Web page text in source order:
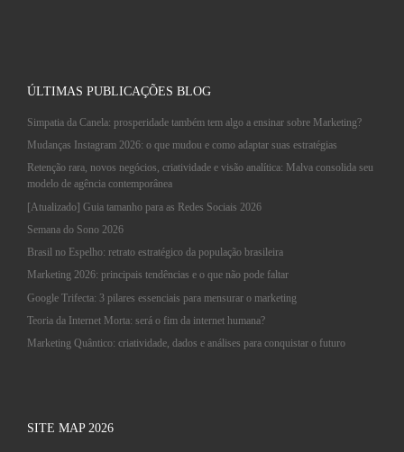
ÚLTIMAS PUBLICAÇÕES BLOG
Simpatia da Canela: prosperidade também tem algo a ensinar sobre Marketing?
Mudanças Instagram 2026: o que mudou e como adaptar suas estratégias
Retenção rara, novos negócios, criatividade e visão analítica: Malva consolida seu
modelo de agência contemporânea
[Atualizado] Guia tamanho para as Redes Sociais 2026
Semana do Sono 2026
Brasil no Espelho: retrato estratégico da população brasileira
Marketing 2026: principais tendências e o que não pode faltar
Google Trifecta: 3 pilares essenciais para mensurar o marketing
Teoria da Internet Morta: será o fim da internet humana?
Marketing Quântico: criatividade, dados e análises para conquistar o futuro
SITE MAP 2026